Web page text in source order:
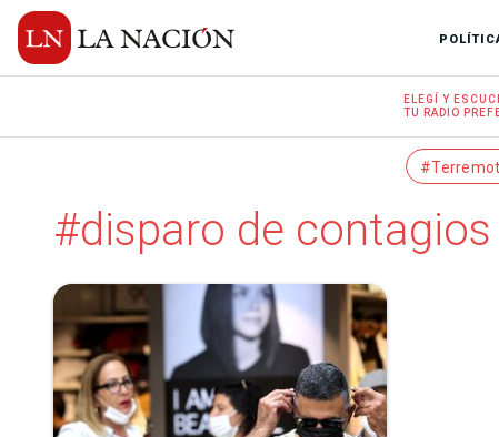
ELEGÍ Y
TU RADIO
#disparo de contagios